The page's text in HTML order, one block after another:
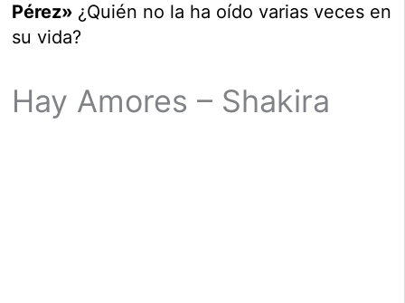
Pérez» ¿Quién no la ha oído varias veces en
su vida?
Hay Amores – Shakira